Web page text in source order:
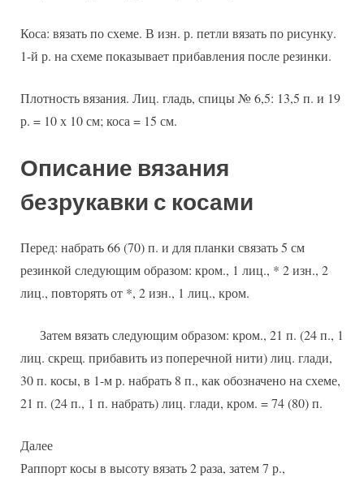
Коса: вязать по схеме. В изн. р. петли вязать по рисунку.
1-й р. на схеме показывает прибавления после резинки.
Плотность вязания. Лиц. гладь, спицы № 6,5: 13,5 п. и 19
р. = 10 х 10 см; коса = 15 см.
Описание вязания
безрукавки с косами
Перед: набрать 66 (70) п. и для планки связать 5 см
резинкой следующим образом: кром., 1 лиц., * 2 изн., 2
лиц., повторять от *, 2 изн., 1 лиц., кром.
Затем вязать следующим образом: кром., 21 п. (24 п., 1
лиц. скрещ. прибавить из поперечной нити) лиц. глади,
30 п. косы, в 1-м р. набрать 8 п., как обозначено на схеме,
21 п. (24 п., 1 п. набрать) лиц. глади, кром. = 74 (80) п.
Далее
Раппорт косы в высоту вязать 2 раза, затем 7 р.,